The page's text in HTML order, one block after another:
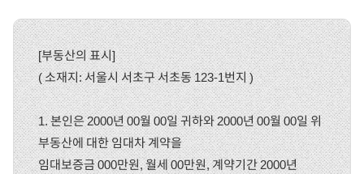
[부동산의 표시]
( 소재지: 서울시 서초구 서초동 123-1번지 )
1. 본인은 2000년 00월 00일 귀하와 2000년 00월 00일 위
부동산에 대한 임대차 계약을
임대보증금 000만원, 월세 00만원, 계약기간 2000년